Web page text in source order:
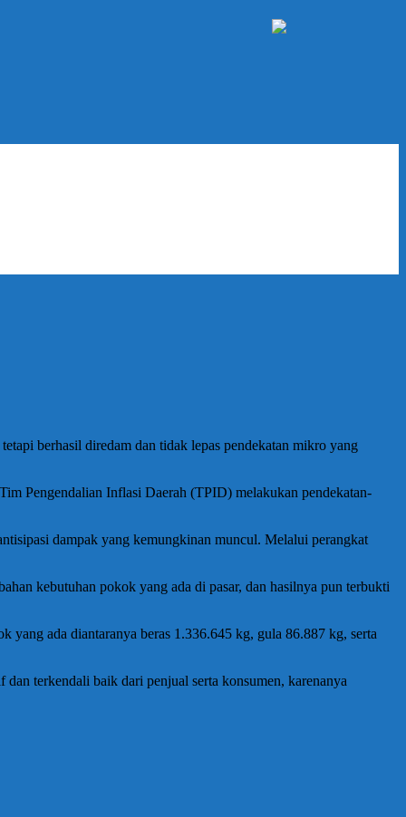
berhasil diredam dan tidak lepas pendekatan mikro yang
Pengendalian Inflasi Daerah (TPID) melakukan pendekatan-
dampak yang kemungkinan muncul. Melalui perangkat
kebutuhan pokok yang ada di pasar, dan hasilnya pun terbukti
ada diantaranya beras 1.336.645 kg, gula 86.887 kg, serta
terkendali baik dari penjual serta konsumen, karenanya